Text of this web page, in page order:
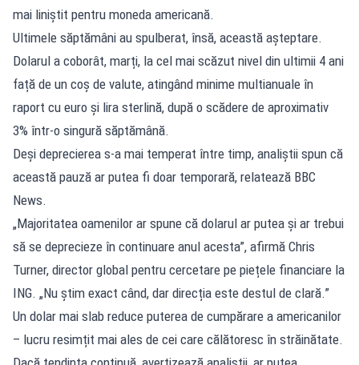
mai liniștit pentru moneda americană.
Ultimele săptămâni au spulberat, însă, această așteptare.
Dolarul a coborât, marți, la cel mai scăzut nivel din ultimii 4 ani
față de un coș de valute, atingând minime multianuale în
raport cu euro și lira sterlină, după o scădere de aproximativ
3% într-o singură săptămână.
Deși deprecierea s-a mai temperat între timp, analiștii spun că
această pauză ar putea fi doar temporară, relatează BBC
News.
„Majoritatea oamenilor ar spune că dolarul ar putea și ar trebui
să se deprecieze în continuare anul acesta”, afirmă Chris
Turner, director global pentru cercetare pe piețele financiare la
ING. „Nu știm exact când, dar direcția este destul de clară.”
Un dolar mai slab reduce puterea de cumpărare a americanilor
– lucru resimțit mai ales de cei care călătoresc în străinătate.